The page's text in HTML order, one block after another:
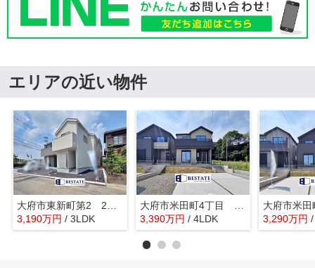
エリアの近い物件
3,190万円 / 3LDK
3,390万円 / 4LDK 3,290万円